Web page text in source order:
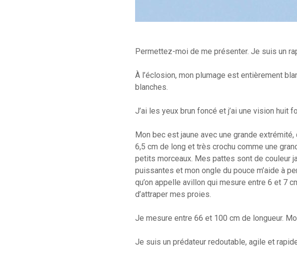
Permettez-moi de me présenter. Je suis un
À l’éclosion, mon plumage est entièrement
blanches.
J’ai les yeux brun foncé et j’ai une vision huit
Mon bec est jaune avec une grande
6,5 cm de long et très crochu comme une
petits morceaux. Mes pattes sont de couleur
puissantes et mon ongle du pouce m’aide à
qu’on appelle avillon qui mesure entre 6 et 7
d’attraper mes proies.
Je mesure entre 66 et 100 cm de longueur.
Je suis un prédateur redoutable, agile et